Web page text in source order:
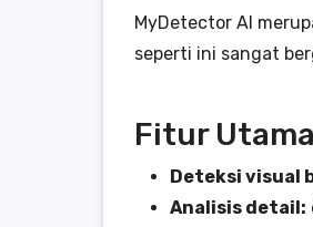
MyDetector AI
seperti ini sangat
Fitur
Deteksi visual
Analisis detail: